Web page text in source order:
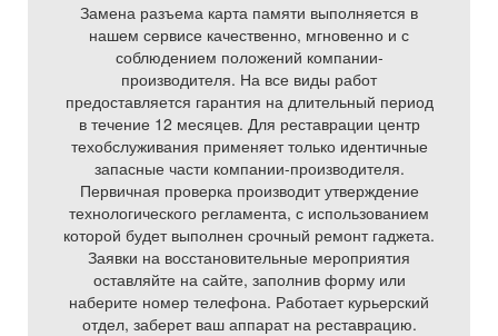
Замена разъема карта памяти выполняется в
нашем сервисе качественно, мгновенно и с
соблюдением положений компании-
производителя. На все виды работ
предоставляется гарантия на длительный период
в течение 12 месяцев. Для реставрации центр
техобслуживания применяет только идентичные
запасные части компании-производителя.
Первичная проверка производит утверждение
технологического регламента, с использованием
которой будет выполнен срочный ремонт гаджета.
Заявки на восстановительные мероприятия
оставляйте на сайте, заполнив форму или
наберите номер телефона. Работает курьерский
отдел, заберет ваш аппарат на реставрацию.